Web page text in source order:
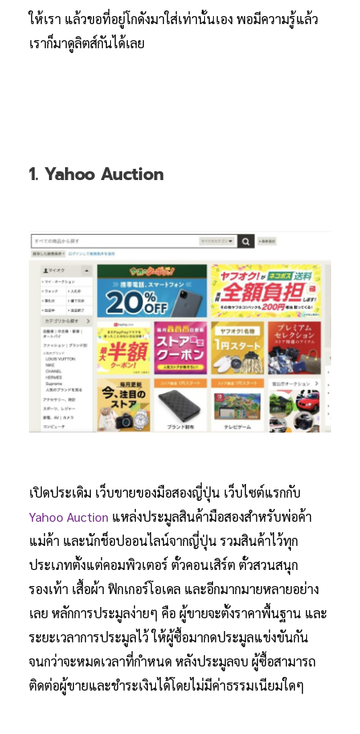
ให้เรา แล้วขอที่อยู่โกดังมาใส่เท่านั้นเอง พอมีความรู้แล้ว
เราก็มาดูลิตส์กันได้เลย
1. Yahoo Auction
เปิดประเดิม เว็บขายของมือสองญี่ปุ่น เว็บไซต์แรกกับ
Yahoo Auction แหล่งประมูลสินค้ามือสองสำหรับพ่อค้า
แม่ค้า และนักช็อปออนไลน์จากญี่ปุ่น รวมสินค้าไว้ทุก
ประเภทตั้งแต่คอมพิวเตอร์ ตั๋วคอนเสิร์ต ตั๋วสวนสนุก
รองเท้า เสื้อผ้า ฟิกเกอร์โอเดล และอีกมากมายหลายอย่าง
เลย หลักการประมูลง่ายๆ คือ ผู้ขายจะตั้งราคาพื้นฐาน และ
ระยะเวลาการประมูลไว้ ให้ผู้ซื้อมากดประมูลแข่งขันกัน
จนกว่าจะหมดเวลาที่กำหนด หลังประมูลจบ ผู้ซื้อสามารถ
ติดต่อผู้ขายและชำระเงินได้โดยไม่มีค่าธรรมเนียมใดๆ